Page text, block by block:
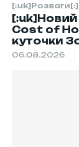
[:uk]Розваги[:]
[:uk]Новий
Cost of
куточки
06.08.2026